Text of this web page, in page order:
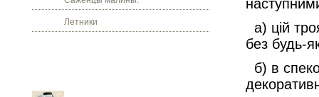
Летники
а) цій
без будь-
б) в